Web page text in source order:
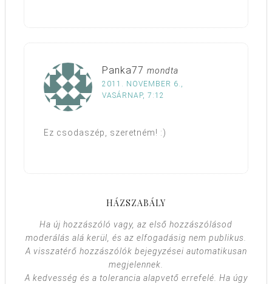
Panka77 mondta
2011. NOVEMBER 6.,
VASÁRNAP, 7:12
Ez csodaszép, szeretném! :)
HÁZSZABÁLY
Ha új hozzászóló vagy, az első hozzászólásod
moderálás alá kerül, és az elfogadásig nem publikus.
A visszatérő hozzászólók bejegyzései automatikusan
megjelennek.
A kedvesség és a tolerancia alapvető errefelé. Ha úgy